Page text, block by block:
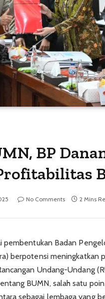
BP
No Comments 2 Mins
pembentukan Badan
berpotensi meningkatkan
Undang-Undang
BUMN, salah satu
sebagai lembaga yang